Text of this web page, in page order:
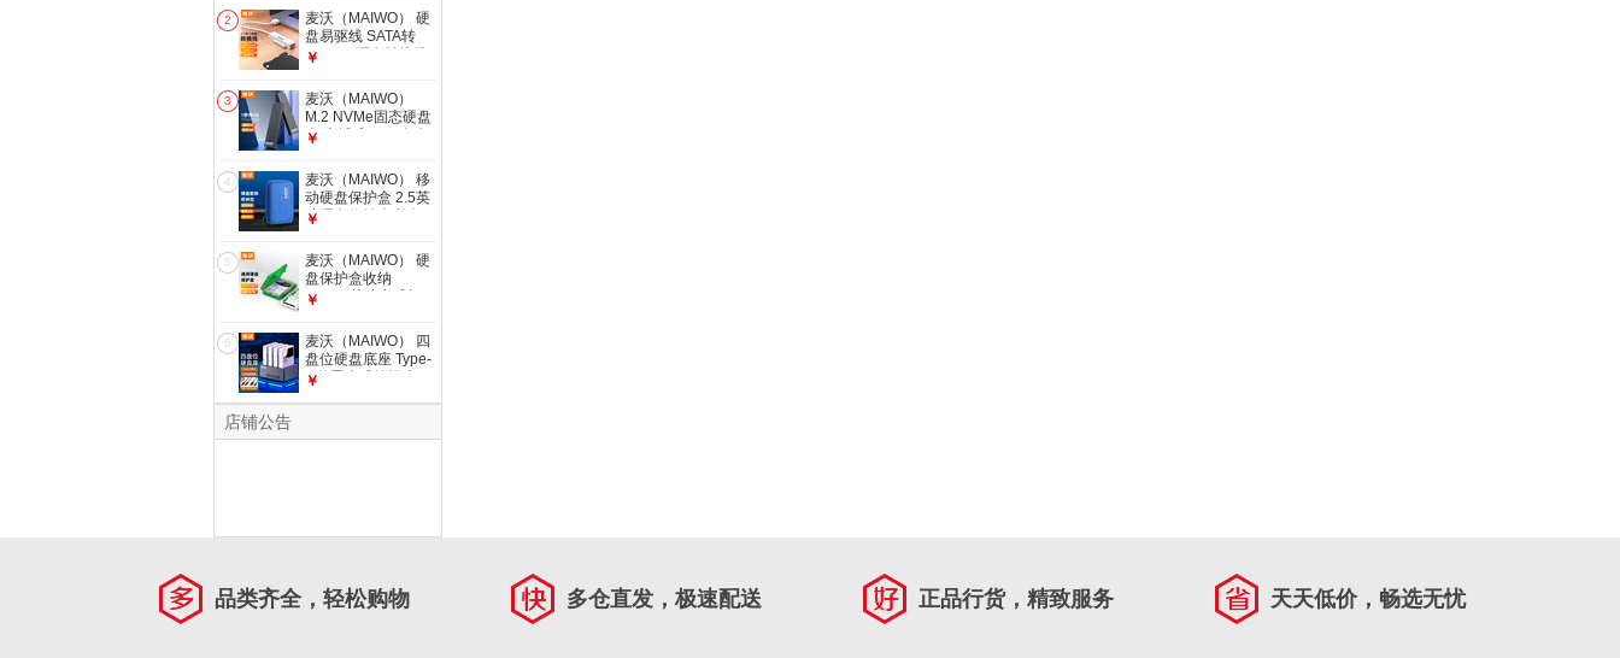
硬盘盒 5Gbps传输
【USB3.0】2.5英寸
硬盘盒-白色
2
麦沃（MAIWO） 硬
盘易驱线 SATA转
USB3.0硬盘转接线
串口硬盘数据转接线
易驱线K104A
USB3.0硬盘转接线
白色 K104A
￥
3
麦沃（MAIWO）
M.2 NVMe固态硬盘
盒 直插式SSD移动
盘盒10Gbps传输
K1688P
￥
4
麦沃（MAIWO） 移
动硬盘保护盒 2.5英
寸硬盘收纳盒 旅行
机耳机数据线移动电
源收纳包 2.5英寸多
功能收纳包 KT02-S
蓝色
￥
5
麦沃（MAIWO） 硬
盘保护盒收纳
2.5/3.5英寸台式机
硬盘保护盒 带标签
防潮 防震 KB03 绿
色 KB03 1个
￥
6
麦沃（MAIWO） 四
盘位硬盘底座 Type-
C外置台式笔记本
￥
店铺公告
品类齐全，轻松购物 多仓直发，极速配送 正品行货，精致服务 天天低价，畅选无忧